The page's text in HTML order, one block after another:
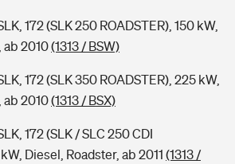
172 (SLK 250 ROADSTER), 150 kW,
ab 2010(1313 / BSW)
172 (SLK 350 ROADSTER), 225 kW,
ab 2010(1313 / BSX)
172 (SLK / SLC 250 CDI
Diesel, Roadster, ab 2011 (1313 /